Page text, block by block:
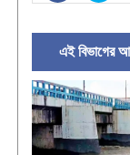
এই বিভাগের